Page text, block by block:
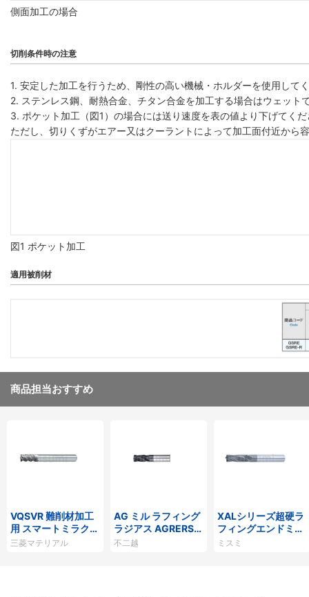
側面加工の場合
切削条件時の注意
1. 安定した加工を行うため、剛性の高い機械・ホルダーを使用して
2. ステンレス鋼、耐熱合金、チタン合金を加工する場合はウェット
3. ポケット加工（図1）の場合には送り速度を表の値より下げてく
ただし、切りくずがエアー又はクーラントによって加工面付近か
図1 ポケット加工
適用被削材
商品担当おすすめ
VQSVR 難削材加工
用 スマートミラクル
制振ラフィングエン
三菱マテリアル
AG ミル ラフィング
ラジアス AGRERS-
R
不二越
XALシリーズ超硬ラ
フィングエンドミル
ファインピッチ/レ
ミスミ